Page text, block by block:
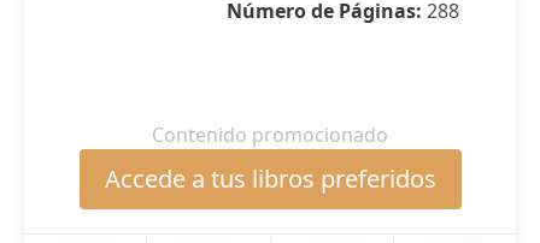
Número de Páginas: 288
Contenido promocionado
Accede a tus libros preferidos